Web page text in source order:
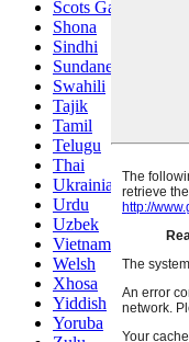
Scots Gaelic
Shona
Sindhi
Sundanese
Swahili
Tajik
Tamil
Telugu
Thai
Ukrainian
Urdu
Uzbek
Vietnamese
Welsh
Xhosa
Yiddish
Yoruba